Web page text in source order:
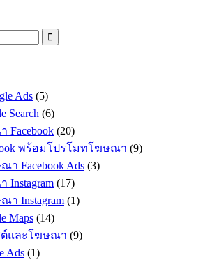

Ads (5)
Search (6)
(20)
พร้อมโปรโมทโฆษณา (9)
Facebook Ads (3)
(17)
Instagram (1)
Maps (14)
ต์และโฆษณา (9)
Ads (1)